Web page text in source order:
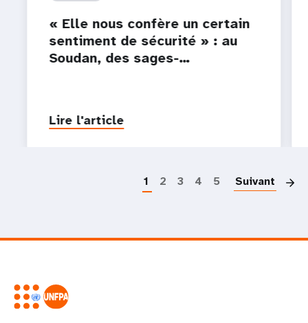
« Elle nous confère un certain
sentiment de sécurité » : au
Soudan, des sages-…
Lire l'article
1 2 3 4 5 Suivant